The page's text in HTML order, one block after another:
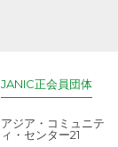
JANIC正会員団体
アジア・コミュニテ
ィ・センター21